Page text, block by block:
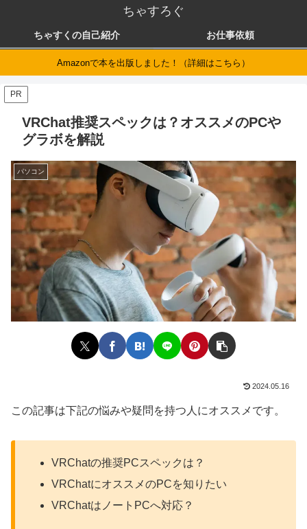
ちゃすろぐ
ちゃすくの自己紹介 お仕事依頼
Amazonで本を出版しました！（詳細はこちら）
PR
VRChat推奨スペックは？オススメのPCや
グラボを解説
パソコン
2024.05.16
この記事は下記の悩みや疑問を持つ人にオススメです。
VRChatの推奨PCスペックは？
VRChatにオススメのPCを知りたい
VRChatはノートPCへ対応？